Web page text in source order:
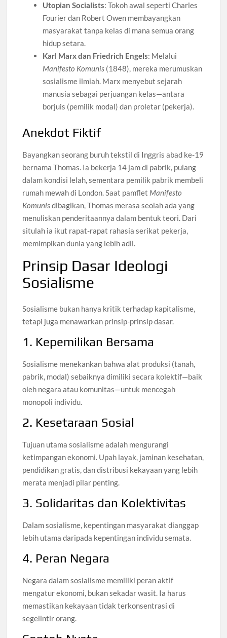
Utopian Socialists: Tokoh awal seperti Charles
Fourier dan Robert Owen membayangkan
masyarakat tanpa kelas di mana semua orang
hidup setara.
Karl Marx dan Friedrich Engels: Melalui
Manifesto Komunis (1848), mereka merumuskan
sosialisme ilmiah. Marx menyebut sejarah
manusia sebagai perjuangan kelas—antara
borjuis (pemilik modal) dan proletar (pekerja).
Anekdot Fiktif
Bayangkan seorang buruh tekstil di Inggris abad ke-19
bernama Thomas. Ia bekerja 14 jam di pabrik, pulang
dalam kondisi lelah, sementara pemilik pabrik membeli
rumah mewah di London. Saat pamflet Manifesto
Komunisdibagikan, Thomas merasa seolah ada yang
menuliskan penderitaannya dalam bentuk teori. Dari
situlah ia ikut rapat-rapat rahasia serikat pekerja,
memimpikan dunia yang lebih adil.
Prinsip Dasar Ideologi
Sosialisme
Sosialisme bukan hanya kritik terhadap kapitalisme,
tetapi juga menawarkan prinsip-prinsip dasar.
1. Kepemilikan Bersama
Sosialisme menekankan bahwa alat produksi (tanah,
pabrik, modal) sebaiknya dimiliki secara kolektif—baik
oleh negara atau komunitas—untuk mencegah
monopoli individu.
2. Kesetaraan Sosial
Tujuan utama sosialisme adalah mengurangi
ketimpangan ekonomi. Upah layak, jaminan kesehatan,
pendidikan gratis, dan distribusi kekayaan yang lebih
merata menjadi pilar penting.
3. Solidaritas dan Kolektivitas
Dalam sosialisme, kepentingan masyarakat dianggap
lebih utama daripada kepentingan individu semata.
4. Peran Negara
Negara dalam sosialisme memiliki peran aktif
mengatur ekonomi, bukan sekadar wasit. Ia harus
memastikan kekayaan tidak terkonsentrasi di
segelintir orang.